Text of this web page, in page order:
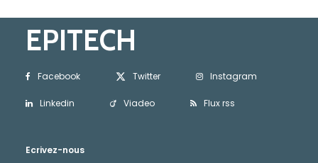
EPITECH
Facebook Twitter Instagram
Linkedin Viadeo Flux rss
Ecrivez-nous